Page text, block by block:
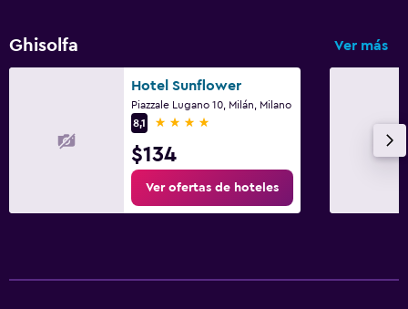
Ghisolfa Ver más
Hotel Sunflower
Piazzale Lugano 10, Milán, Milano
8,1
4 estrellas
$134
Ver ofertas de hoteles